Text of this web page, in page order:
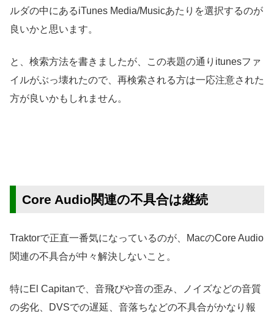
ルダの中にあるiTunes Media/Musicあたりを選択するのが
良いかと思います。
と、検索方法を書きましたが、この表題の通りitunesファ
イルがぶっ壊れたので、再検索される方は一応注意された
方が良いかもしれません。
Core Audio関連の不具合は継続
Traktorで正直一番気になっているのが、MacのCore Audio
関連の不具合が中々解決しないこと。
特にEl Capitanで、音飛びや音の歪み、ノイズなどの音質
の劣化、DVSでの遅延、音落ちなどの不具合がかなり報